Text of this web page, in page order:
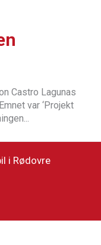
Castro Lagunas
var ‘Projekt
i Rødovre